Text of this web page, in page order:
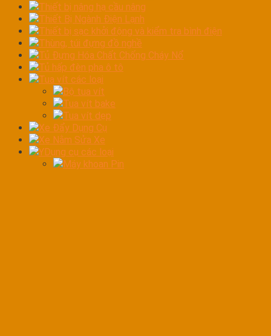
Thiết bị nâng hạ cầu nâng
Thiết Bị Ngành Điện Lạnh
Thiết bị sạc khởi động và kiểm tra bình điện
Thùng, túi đựng đồ nghề
Tủ Đựng Hóa Chất Chống Cháy Nổ
Tủ hấp đèn pha ô tô
Tua vít các loại
Bộ tua vít
Tua vít bake
Tua vít dẹp
Xe Đẩy Dụng Cụ
Xe Nằm Sửa Xe
YDụng cụ các loại
Máy khoan Pin